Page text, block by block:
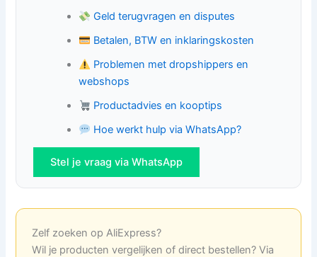
Geld terugvragen en disputes
Betalen, BTW en inklaringskosten
Problemen met dropshippers en
webshops
Productadvies en kooptips
Hoe werkt hulp via WhatsApp?
Stel je vraag via WhatsApp
Zelf zoeken op AliExpress?
Wil je producten vergelijken of direct bestellen? Via